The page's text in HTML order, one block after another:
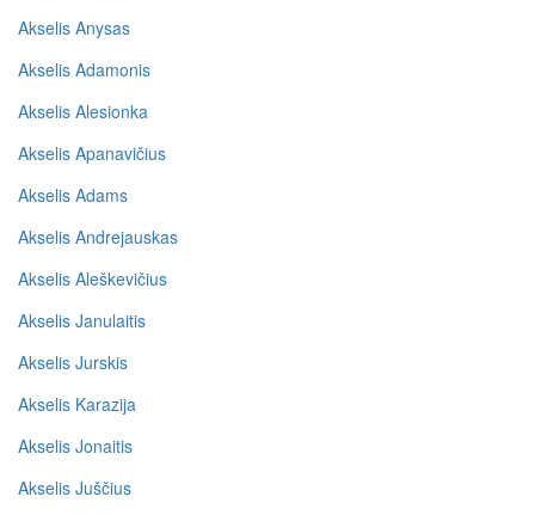
Akselis Anysas
Akselis Adamonis
Akselis Alesionka
Akselis Apanavičius
Akselis Adams
Akselis Andrejauskas
Akselis Aleškevičius
Akselis Janulaitis
Akselis Jurskis
Akselis Karazija
Akselis Jonaitis
Akselis Juščius